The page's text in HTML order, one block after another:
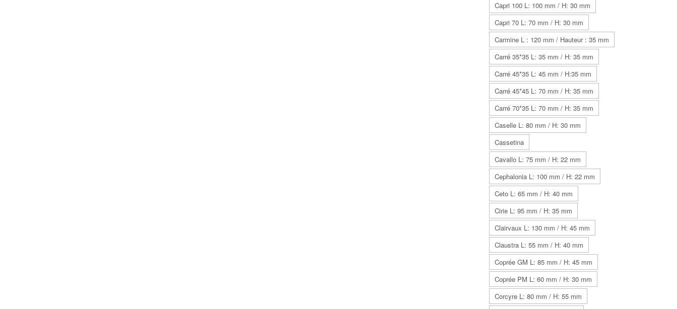
Capri 100 L: 100 mm / H: 30 mm
Capri 70 L: 70 mm / H: 30 mm
Carmine L : 120 mm / Hauteur : 35 mm
Carré 35*35 L: 35 mm / H: 35 mm
Carré 45*35 L: 45 mm / H:35 mm
Carré 45*45 L: 70 mm / H: 35 mm
Carré 70*35 L: 70 mm / H: 35 mm
Caselle L: 80 mm / H: 30 mm
Cassetina
Cavallo L: 75 mm / H: 22 mm
Cephalonia L: 100 mm / H: 22 mm
Ceto L: 65 mm / H: 40 mm
Cirie L: 95 mm / H: 35 mm
Clairvaux L: 130 mm / H: 45 mm
Claustra L: 55 mm / H: 40 mm
Coprée GM L: 85 mm / H: 45 mm
Coprée PM L: 60 mm / H: 30 mm
Corcyre L: 80 mm / H: 55 mm